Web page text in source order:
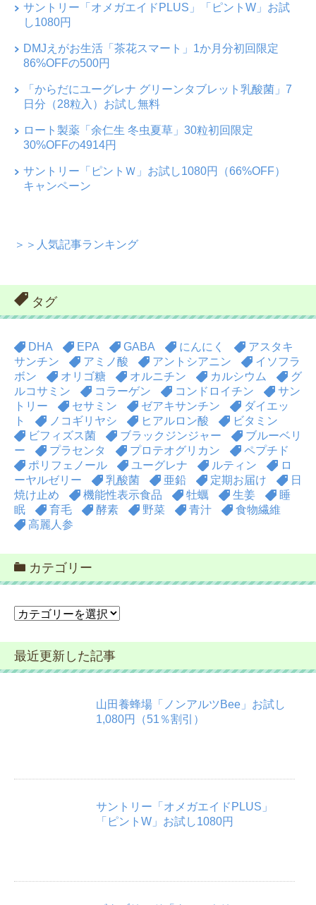
サントリー「オメガエイドPLUS」「ピントW」お試
し1080円
DMJえがお生活「茶花スマート」1か月分初回限定
86%OFFの500円
「からだにユーグレナ グリーンタブレット乳酸菌」7
日分（28粒入）お試し無料
ロート製薬「余仁生 冬虫夏草」30粒初回限定
30%OFFの4914円
サントリー「ピントＷ」お試し1080円（66%OFF）
キャンペーン
＞＞人気記事ランキング
タグ
DHA EPA GABA にんにく
アスタキ
サンチン
アミノ酸 アントシアニン
イソフラ
ボン
オリゴ糖 オルニチン カルシウム
グ
ルコサミン
コラーゲン コンドロイチン
サン
トリー
セサミン ゼアキサンチン
ダイエッ
ト
ノコギリヤシ ヒアルロン酸
ビタミン
ビフィズス菌
ブラックジンジャー
ブルーベリ
ー
プラセンタ プロテオグリカン
ペプチド
ポリフェノール
ユーグレナ ルティン
ロ
ーヤルゼリー
乳酸菌 亜鉛 定期お届け
日
焼け止め
機能性表示食品 牡蠣 生姜
睡
眠
育毛 酵素 野菜 青汁
食物繊維
高麗人参
カテゴリー
カ
ゴ
リ
ー
最近更新した記事
山田養蜂場「ノンアルツBee」お試し
1,080円（51％割引）
サントリー「オメガエイドPLUS」
「ピントW」お試し1080円